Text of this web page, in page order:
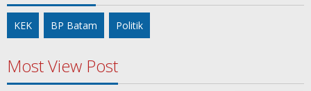
KEK BP Batam Politik
Most View Post